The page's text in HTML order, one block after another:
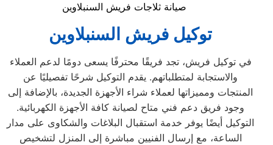
صيانة ثلاجات فريش السنبلاوين
توكيل فريش السنبلاوين
في توكيل فريش، تجد فريقًا محترفًا يسعى دومًا لدعم العملاء
والاستجابة لمتطلباتهم. يقدم التوكيل شرحًا تفصيليًا عن
المنتجات ومميزاتها لعملاء شراء الأجهزة الجديدة، بالإضافة إلى
وجود فريق دعم فني متاح لصيانة كافة الأجهزة الكهربائية.
التوكيل أيضًا يوفر خدمة استقبال البلاغات والشكاوى على مدار
الساعة، مع إرسال الفنيين مباشرة إلى المنزل لتشخيص